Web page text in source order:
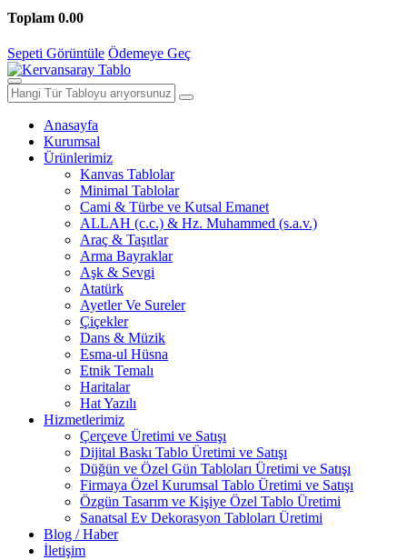
Toplam 0.00
Sepeti Görüntüle Ödemeye Geç
Anasayfa
Kurumsal
Ürünlerimiz
Kanvas Tablolar
Minimal Tablolar
Cami & Türbe ve Kutsal Emanet
ALLAH (c.c.) & Hz. Muhammed (s.a.v.)
Araç & Taşıtlar
Arma Bayraklar
Aşk & Sevgi
Atatürk
Ayetler Ve Sureler
Çiçekler
Dans & Müzik
Esma-ul Hüsna
Etnik Temalı
Haritalar
Hat Yazılı
Hizmetlerimiz
Çerçeve Üretimi ve Satışı
Dijital Baskı Tablo Üretimi ve Satışı
Düğün ve Özel Gün Tabloları Üretimi ve Satışı
Firmaya Özel Kurumsal Tablo Üretimi ve Satışı
Özgün Tasarım ve Kişiye Özel Tablo Üretimi
Sanatsal Ev Dekorasyon Tabloları Üretimi
Blog / Haber
İletişim